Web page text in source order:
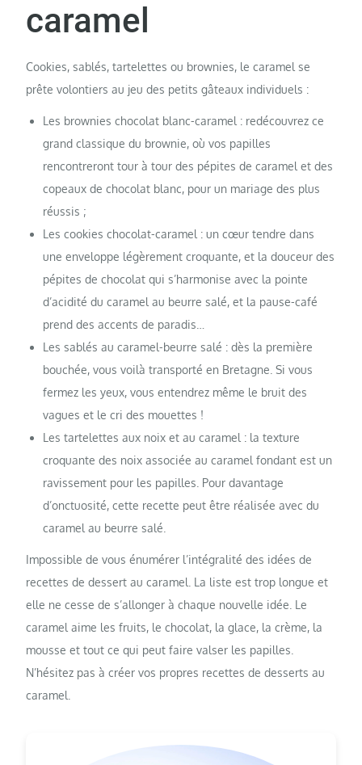
caramel
Cookies, sablés, tartelettes ou brownies, le caramel se
prête volontiers au jeu des petits gâteaux individuels :
Les brownies chocolat blanc-caramel : redécouvrez ce
grand classique du brownie, où vos papilles
rencontreront tour à tour des pépites de caramel et des
copeaux de chocolat blanc, pour un mariage des plus
réussis ;
Les cookies chocolat-caramel : un cœur tendre dans
une enveloppe légèrement croquante, et la douceur des
pépites de chocolat qui s’harmonise avec la pointe
d’acidité du caramel au beurre salé, et la pause-café
prend des accents de paradis…
Les sablés au caramel-beurre salé : dès la première
bouchée, vous voilà transporté en Bretagne. Si vous
fermez les yeux, vous entendrez même le bruit des
vagues et le cri des mouettes !
Les tartelettes aux noix et au caramel : la texture
croquante des noix associée au caramel fondant est un
ravissement pour les papilles. Pour davantage
d’onctuosité, cette recette peut être réalisée avec du
caramel au beurre salé.
Impossible de vous énumérer l’intégralité des idées de
recettes de dessert au caramel. La liste est trop longue et
elle ne cesse de s’allonger à chaque nouvelle idée. Le
caramel aime les fruits, le chocolat, la glace, la crème, la
mousse et tout ce qui peut faire valser les papilles.
N’hésitez pas à créer vos propres recettes de desserts au
caramel.